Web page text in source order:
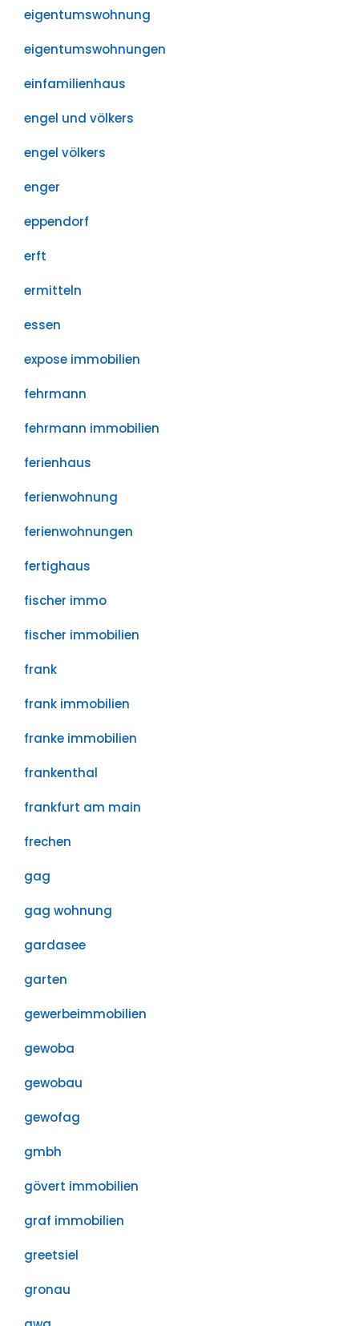
eigentumswohnung
eigentumswohnungen
einfamilienhaus
engel und völkers
engel völkers
enger
eppendorf
erft
ermitteln
essen
expose immobilien
fehrmann
fehrmann immobilien
ferienhaus
ferienwohnung
ferienwohnungen
fertighaus
fischer immo
fischer immobilien
frank
frank immobilien
franke immobilien
frankenthal
frankfurt am main
frechen
gag
gag wohnung
gardasee
garten
gewerbeimmobilien
gewoba
gewobau
gewofag
gmbh
gövert immobilien
graf immobilien
greetsiel
gronau